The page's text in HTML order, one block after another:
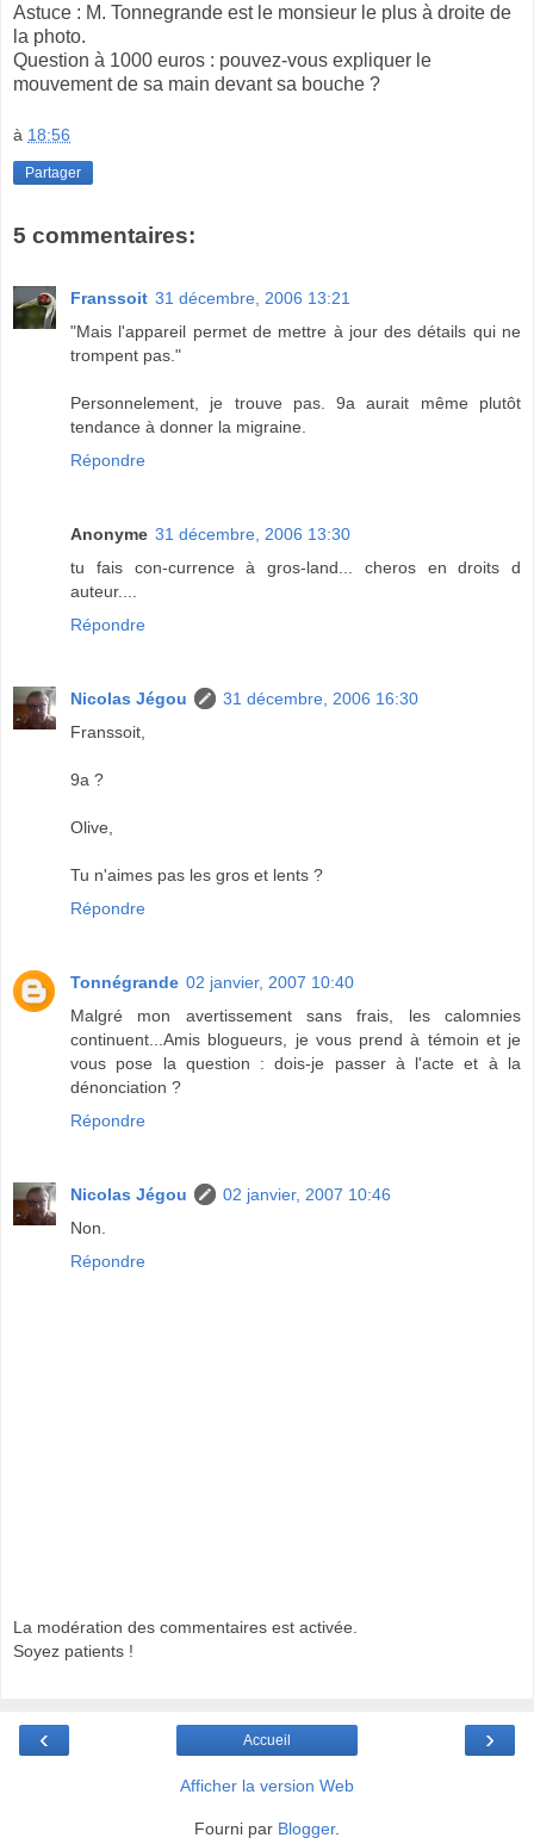
Astuce : M. Tonnegrande est le monsieur le plus à droite de
la photo.
Question à 1000 euros : pouvez-vous expliquer le
mouvement de sa main devant sa bouche ?
à 18:56
Partager
5 commentaires:
Franssoit 31 décembre, 2006 13:21
"Mais l'appareil permet de mettre à jour des détails qui ne
trompent pas."
Personnelement, je trouve pas. 9a aurait même plutôt
tendance à donner la migraine.
Répondre
Anonyme 31 décembre, 2006 13:30
tu fais con-currence à gros-land... cheros en droits d
auteur....
Répondre
Nicolas Jégou
31 décembre, 2006 16:30
Franssoit,
9a ?
Olive,
Tu n'aimes pas les gros et lents ?
Répondre
Tonnégrande 02 janvier, 2007 10:40
Malgré mon avertissement sans frais, les calomnies
continuent...Amis blogueurs, je vous prend à témoin et je
vous pose la question : dois-je passer à l'acte et à la
dénonciation ?
Répondre
Nicolas Jégou
02 janvier, 2007 10:46
Non.
Répondre
La modération des commentaires est activée.
Soyez patients !
‹ ›
Accueil
Afficher la version Web
Fourni par Blogger.